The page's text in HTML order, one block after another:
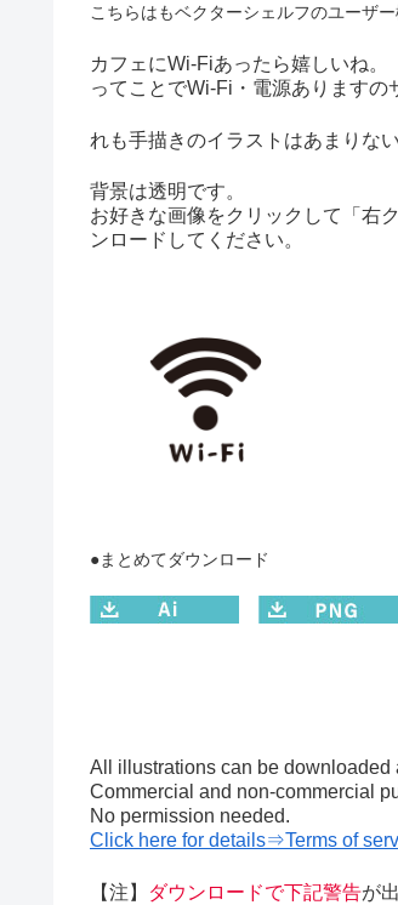
こちらはもベクターシェルフのユーザ
カフェにWi-Fiあったら嬉しいね。
ってことでWi-Fi・電源ありますの
れも手描きのイラストはあまりない
背景は透明です。
お好きな画像をクリックして「右
ンロードしてください。
●まとめてダウンロード
All illustrations can be downloaded
Commercial and non-commercial
No permission needed.
Click here for details⇒Terms of
【注】 ダウンロードで下記警告が